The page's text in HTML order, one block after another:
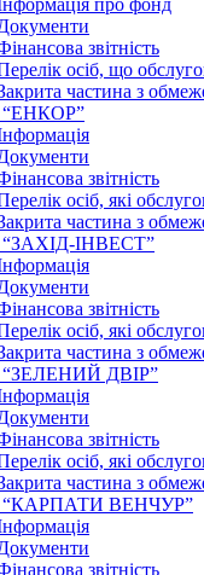
Інформація про фонд
звітність
осіб, що
частина з
звітність
осіб, які
частина з
ІНВЕСТ”
звітність
осіб, які
частина з
ДВІР”
звітність
осіб, які
частина з
ВЕНЧУР”
звітність